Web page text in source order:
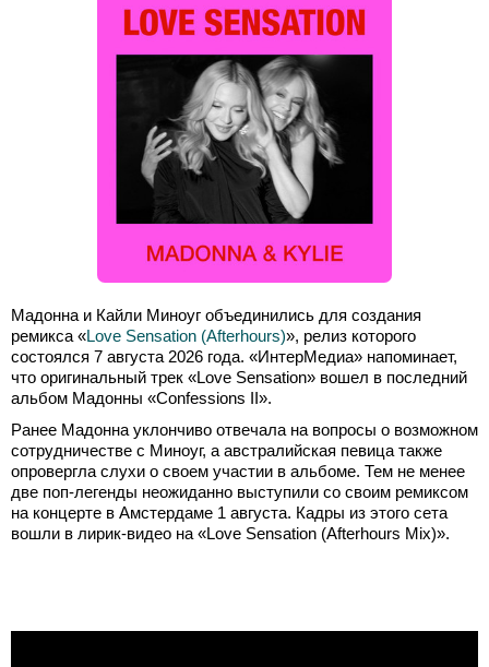
Мадонна и Кайли Миноуг объединились для создания
ремикса «Love Sensation (Afterhours)», релиз которого
состоялся 7 августа 2026 года. «ИнтерМедиа» напоминает,
что оригинальный трек «Love Sensation» вошел в последний
альбом Мадонны «Confessions II».
Ранее Мадонна уклончиво отвечала на вопросы о возможном
сотрудничестве с Миноуг, а австралийская певица также
опровергла слухи о своем участии в альбоме. Тем не менее
две поп-легенды неожиданно выступили со своим ремиксом
на концерте в Амстердаме 1 августа. Кадры из этого сета
вошли в лирик-видео на «Love Sensation (Afterhours Mix)».